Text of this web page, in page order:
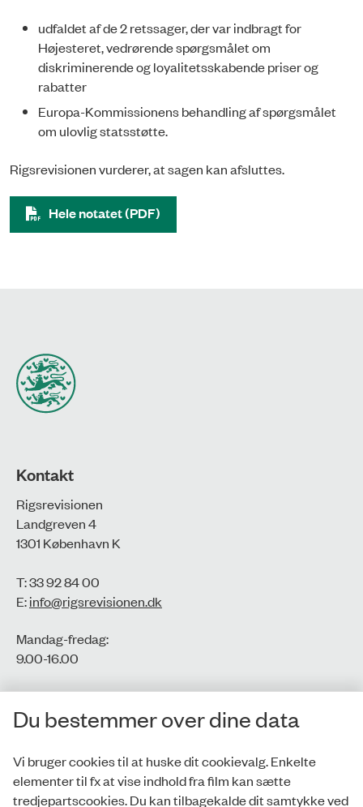
udfaldet af de 2 retssager, der var indbragt for
Højesteret, vedrørende spørgsmålet om
diskriminerende og loyalitetsskabende priser og
rabatter
Europa-Kommissionens behandling af spørgsmålet
om ulovlig statsstøtte.
Rigsrevisionen vurderer, at sagen kan afsluttes.
Hele notatet (PDF)
Kontakt
Rigsrevisionen
Landgreven 4
1301 København K
T: 33 92 84 00
E:info@rigsrevisionen.dk
Mandag-fredag:
9.00-16.00​
CVR-nr.: 77806113
EAN-nr.: 5798000016002
Privatlivspolitik
Du bestemmer over dine data
Vi bruger cookies til at huske dit cookievalg. Enkelte
elementer til fx at vise indhold fra film kan sætte
tredjepartscookies. Du kan tilbagekalde dit samtykke ved